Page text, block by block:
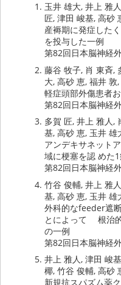
玉井 雄大, 井上 雅
匠, 津田 峻基, 高砂
産褥期に発症した
を投与した一例
第82回日本脳神
藤谷 牧子, 肖 東斉,
大, 高砂 恵, 福井 敦
軽症頭部外傷患者
第82回日本脳神経
多賀 匠, 井上 雅人,
基, 高砂 恵, 玉井 雄
アンデキサネット
域に梗塞を認 めた
第82回日本脳神経
竹谷 俊輔, 井上 雅
基, 高砂 恵, 玉井 雄
外科的なfeeder遮
とによって 根治
の一例
第82回日本脳神経
井上 雅人, 津田 峻
椰, 竹谷 俊輔, 高砂
新規抗スパズム薬